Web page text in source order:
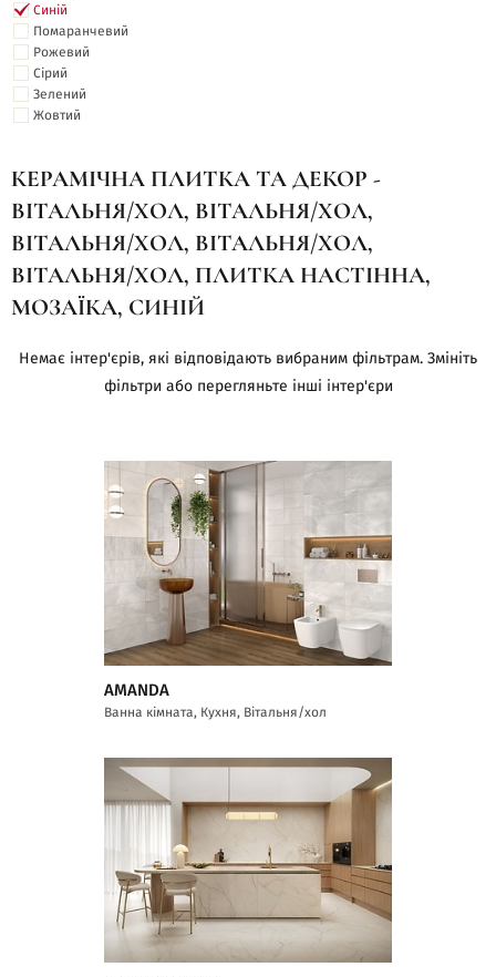
Синій
Помаранчевий
Рожевий
Сірий
Зелений
Жовтий
КЕРАМІЧНА ПЛИТКА ТА ДЕКОР -
ВІТАЛЬНЯ/ХОЛ, ВІТАЛЬНЯ/ХОЛ,
ВІТАЛЬНЯ/ХОЛ, ВІТАЛЬНЯ/ХОЛ,
ВІТАЛЬНЯ/ХОЛ, ПЛИТКА НАСТІННА,
МОЗАЇКА, СИНІЙ
Немає інтер'єрів, які відповідають вибраним фільтрам. Змініть
фільтри або перегляньте інші інтер'єри
AMANDA
Ванна кімната, Кухня, Вітальня/хол